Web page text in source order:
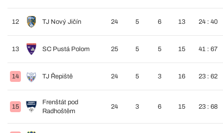
12 TJ Nový Jičín 24 5 6 13 24 : 40
13 SC Pustá Polom 25 5 5 15 41 : 67
14 TJ Řepiště 24 5 3 16 23 : 62
15
Frenštát pod
Radhoštěm
24 3 6 15 23 : 68